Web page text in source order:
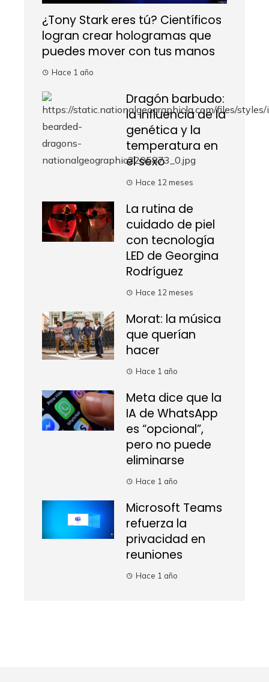
¿Tony Stark eres tú? Científicos
logran crear hologramas que
puedes mover con tus manos
Hace 1 año
Dragón barbudo:
la influencia de la
genética y la
temperatura en
el sexo
Hace 12 meses
La rutina de
cuidado de piel
con tecnología
LED de Georgina
Rodríguez
Hace 12 meses
Morat: la música
que querían
hacer
Hace 1 año
Meta dice que la
IA de WhatsApp
es “opcional”,
pero no puede
eliminarse
Hace 1 año
Microsoft Teams
refuerza la
privacidad en
reuniones
Hace 1 año